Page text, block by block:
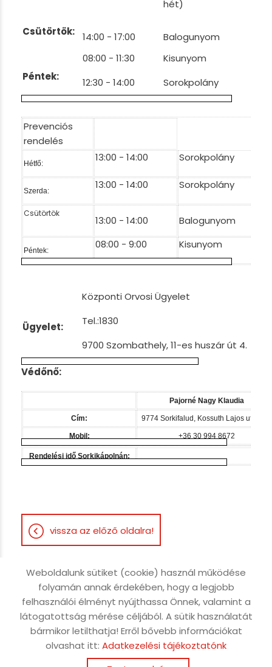
hét)
Csütörtök: 14:00 - 17:00 Balogunyom
Péntek:
08:00 - 11:30
12:30 - 14:00
Kisunyom
Sorokpolány
Prevenciós
rendelés
Hétfő: 13:00 - 14:00 Sorokpolány
Szerda: 13:00 - 14:00 Sorokpolány
Csütörtök
13:00 - 14:00 Balogunyom
Péntek: 08:00 - 9:00 Kisunyom
Ügyelet:
Központi Orvosi Ügyelet
Tel.:1830
9700 Szombathely, 11-es huszár út 4.
Védőnő:
Pajorné Nagy Klaudia
Cím: 9774 Sorkifalud, Kossuth Lajos utca 73.
Mobil: +36 30 994 8672
Rendelési idő Sorkikápolnán:
vissza az előző oldalra!
Oldal információk
Adatkezelési tájékoztató
Impresszum
Sütik kezelése
Akadálymentesítési nyilatkozat
Weboldalunk sütiket (cookie) használ működése
folyamán annak érdekében, hogy a legjobb
felhasználói élményt nyújthassa Önnek, valamint a
látogatottság mérése céljából. A sütik használatát
bármikor letilthatja! Erről bővebb információkat
olvashat itt: Adatkezelési tájékoztatónk